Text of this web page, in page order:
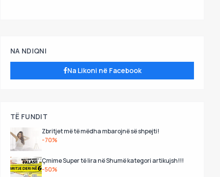
NA NDIQNI
Na Likoni në Facebook
TË FUNDIT
Zbritjet më të mëdha mbarojnë së shpejti!
-70%
Çmime Super të lira në Shumë kategori artikujsh!!!
-50%